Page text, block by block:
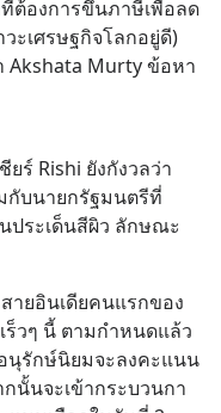
ต้องการขึ้นภาษีเพื่อลด
ะเศรษฐกิจโลกอยู่ดี)
Akshata Murty ข้อหา
ร์ Rishi ยังกังวลว่า
กับนายกรัฐมนตรีที่
ประเด็นสีผิว ลักษณะ
ายอินเดียคนแรกของ
ร็วๆ นี้ ตามกำหนดแล้ว
นุรักษ์นิยมจะลงคะแนน
นั้นจะเข้ากระบวนกา